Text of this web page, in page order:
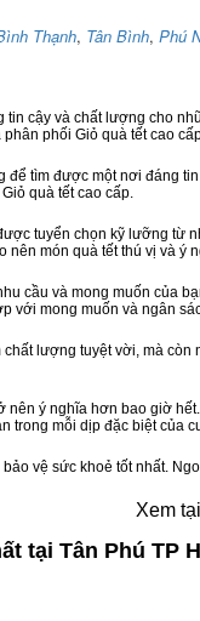
Thạnh, Tân Bình, Phú
tin cậy và chất lượng cho
phối Giỏ quà tết cao
tìm được một nơi đáng
quà tết cao cấp.
tuyển chọn kỹ lưỡng từ
món quà tết thú vị và
cầu và mong muốn của
với mong muốn và ngân
lượng tuyệt vời, mà
nên ý nghĩa hơn bao giờ
trong mỗi dịp đặc biệt của
vệ sức khoẻ tốt nhất.
Xem
tại Tân Phú TP